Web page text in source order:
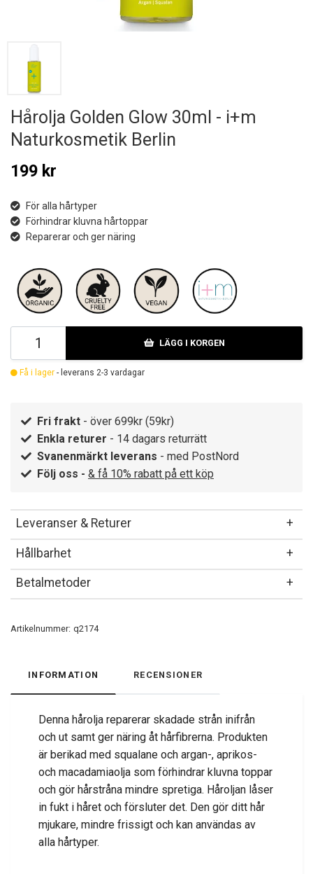
Hårolja Golden Glow 30ml - i+m
Naturkosmetik Berlin
199 kr
För alla hårtyper
Förhindrar kluvna hårtoppar
Reparerar och ger näring
LÄGG I KORGEN
Få i lager - leverans 2-3 vardagar
Fri frakt - över 699kr (59kr)
Enkla returer - 14 dagars returrätt
Svanenmärkt leverans - med PostNord
Följ oss - & få 10% rabatt på ett köp
Leveranser & Returer
Hållbarhet
Betalmetoder
Artikelnummer: q2174
INFORMATION RECENSIONER
Denna hårolja reparerar skadade strån inifrån
och ut samt ger näring åt hårfibrerna. Produkten
är berikad med squalane och argan-, aprikos-
och macadamiaolja som förhindrar kluvna toppar
och gör hårstråna mindre spretiga. Håroljan låser
in fukt i håret och försluter det. Den gör ditt hår
mjukare, mindre frissigt och kan användas av
alla hårtyper.